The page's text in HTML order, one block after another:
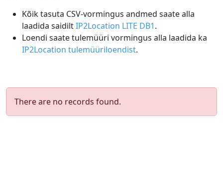
Kõik tasuta CSV-vormingus andmed saate alla
laadida saidiltIP2Location LITE DB1.
Loendi saate tulemüüri vormingus alla laadida ka
IP2Location tulemüüriloendist.
There are no records found.